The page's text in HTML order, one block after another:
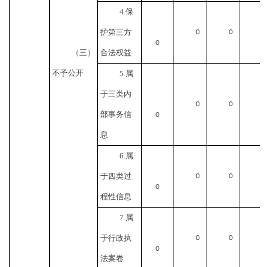
（三）
不予公开
4.保
护第三方
合法权益
0
0 0
5.属
于三类内
部事务信
息
0
0 0
6.属
于四类过
程性信息
0
0 0
7.属
于行政执
法案卷
0
0 0